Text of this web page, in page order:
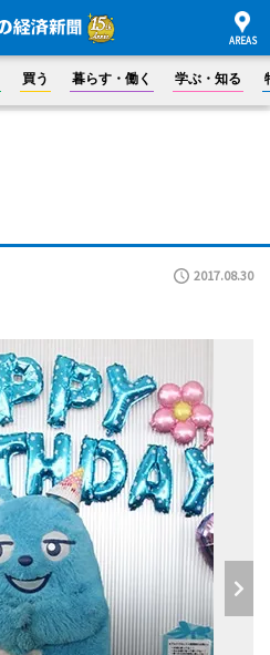
買う 暮らす・働く 学ぶ・知る
2017.08.30